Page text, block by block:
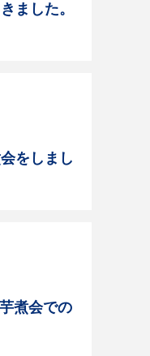
ました。
をしまし
煮会での